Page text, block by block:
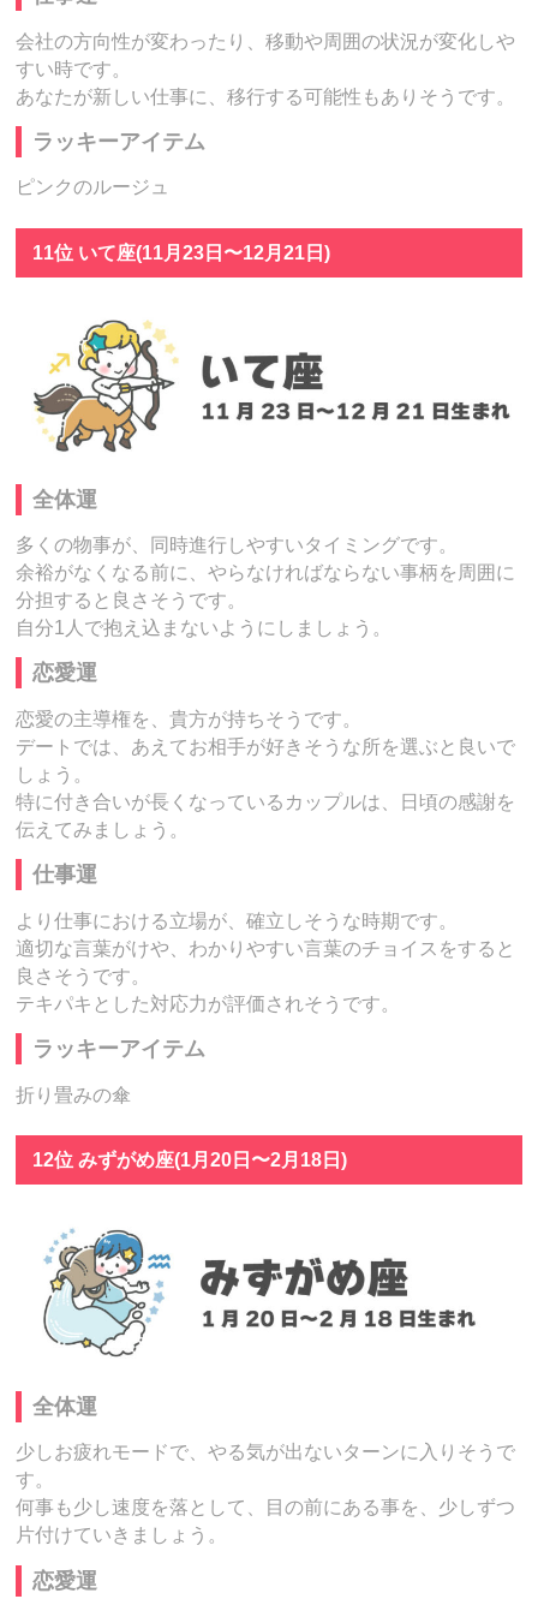
会社の方向性が変わったり、移動や周囲の状況が変化しや
すい時です。
あなたが新しい仕事に、移行する可能性もありそうです。
ラッキーアイテム
ピンクのルージュ
11位 いて座(11月23日〜12月21日)
全体運
多くの物事が、同時進行しやすいタイミングです。
余裕がなくなる前に、やらなければならない事柄を周囲に
分担すると良さそうです。
自分1人で抱え込まないようにしましょう。
恋愛運
恋愛の主導権を、貴方が持ちそうです。
デートでは、あえてお相手が好きそうな所を選ぶと良いで
しょう。
特に付き合いが長くなっているカップルは、日頃の感謝を
伝えてみましょう。
仕事運
より仕事における立場が、確立しそうな時期です。
適切な言葉がけや、わかりやすい言葉のチョイスをすると
良さそうです。
テキパキとした対応力が評価されそうです。
ラッキーアイテム
折り畳みの傘
12位 みずがめ座(1月20日〜2月18日)
全体運
少しお疲れモードで、やる気が出ないターンに入りそうで
す。
何事も少し速度を落として、目の前にある事を、少しずつ
片付けていきましょう。
恋愛運